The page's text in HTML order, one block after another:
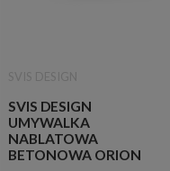
SVIS DESIGN
UMYWALKA
NABLATOWA
BETONOWA ORION